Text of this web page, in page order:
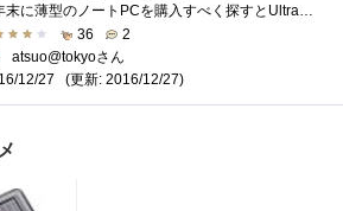
昨年末に薄型のノートPCを購入すべく探すとUltrabookの名前は無く、セパレート式やディスプレイが360度開閉するタイプが流行っているようでした。...
36
2
atsuo@tokyoさん
12/27
(更新: 2016/12/27)